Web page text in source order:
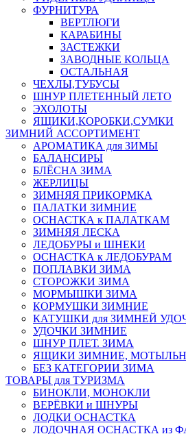
ФУРНИТУРА
ВЕРТЛЮГИ
КАРАБИНЫ
ЗАСТЕЖКИ
ЗАВОДНЫЕ КОЛЬЦА
ОСТАЛЬНАЯ
ЧЕХЛЫ,ТУБУСЫ
ШНУР ПЛЕТЕННЫЙ ЛЕТО
ЭХОЛОТЫ
ЯЩИКИ,КОРОБКИ,СУМКИ
ЗИМНИЙ АССОРТИМЕНТ
АРОМАТИКА для ЗИМЫ
БАЛАНСИРЫ
БЛЁСНА ЗИМА
ЖЕРЛИЦЫ
ЗИМНЯЯ ПРИКОРМКА
ПАЛАТКИ ЗИМНИЕ
ОСНАСТКА к ПАЛАТКАМ
ЗИМНЯЯ ЛЕСКА
ЛЕДОБУРЫ и ШНЕКИ
ОСНАСТКА к ЛЕДОБУРАМ
ПОПЛАВКИ ЗИМА
СТОРОЖКИ ЗИМА
МОРМЫШКИ ЗИМА
КОРМУШКИ ЗИМНИЕ
КАТУШКИ для ЗИМНЕЙ
УДОЧКИ ЗИМНИЕ
ШНУР ПЛЕТ. ЗИМА
ЯЩИКИ ЗИМНИЕ,
БЕЗ КАТЕГОРИИ ЗИМА
ТОВАРЫ для ТУРИЗМА
БИНОКЛИ, МОНОКЛИ
ВЕРЁВКИ и ШНУРЫ
ЛОДКИ ОСНАСТКА
ЛОДОЧНАЯ ОСНАСТКА из